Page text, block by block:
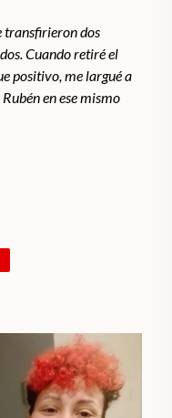
transfirieron dos
Cuando retiré el
positivo, me largué a
en ese mismo